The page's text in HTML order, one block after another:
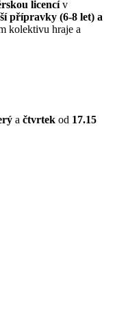
licencív
přípravky (6-8 let) a
kolektivu hraje a
a čtvrtek od 17.15